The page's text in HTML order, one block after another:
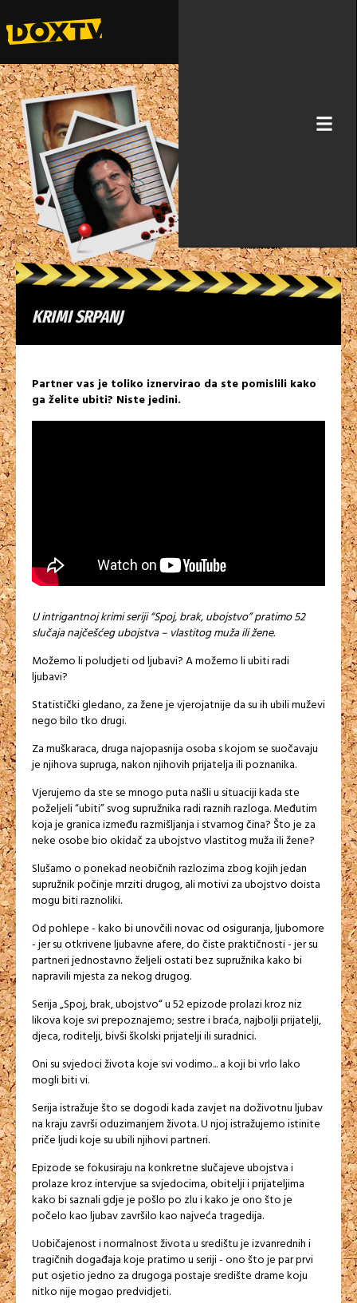
KRIMI SRPANJ
Partner vas je toliko iznervirao da ste pomislili kako
ga želite ubiti? Niste jedini.
U intrigantnoj krimi seriji “Spoj, brak, ubojstvo” pratimo 52
slučaja najčešćeg ubojstva – vlastitog muža ili žene.
Možemo li poludjeti od ljubavi? A možemo li ubiti radi
ljubavi?
Statistički gledano, za žene je vjerojatnije da su ih ubili muževi
nego bilo tko drugi.
Za muškaraca, druga najopasnija osoba s kojom se suočavaju
je njihova supruga, nakon njihovih prijatelja ili poznanika.
Vjerujemo da ste se mnogo puta našli u situaciji kada ste
poželjeli “ubiti” svog supružnika radi raznih razloga. Međutim
koja je granica između razmišljanja i stvarnog čina? Što je za
neke osobe bio okidač za ubojstvo vlastitog muža ili žene?
Slušamo o ponekad neobičnih razlozima zbog kojih jedan
supružnik počinje mrziti drugog, ali motivi za ubojstvo doista
mogu biti raznoliki.
Od pohlepe - kako bi unovčili novac od osiguranja, ljubomore
- jer su otkrivene ljubavne afere, do čiste praktičnosti - jer su
partneri jednostavno željeli ostati bez supružnika kako bi
napravili mjesta za nekog drugog.
Serija „Spoj, brak, ubojstvo“ u 52 epizode prolazi kroz niz
likova koje svi prepoznajemo; sestre i braća, najbolji prijatelji,
djeca, roditelji, bivši školski prijatelji ili suradnici.
Oni su svjedoci života koje svi vodimo... a koji bi vrlo lako
mogli biti vi.
Serija istražuje što se dogodi kada zavjet na doživotnu ljubav
na kraju završi oduzimanjem života. U njoj istražujemo istinite
priče ljudi koje su ubili njihovi partneri.
Epizode se fokusiraju na konkretne slučajeve ubojstva i
prolaze kroz intervjue sa svjedocima, obitelji i prijateljima
kako bi saznali gdje je pošlo po zlu i kako je ono što je
počelo kao ljubav završilo kao najveća tragedija.
Uobičajenost i normalnost života u središtu je izvanrednih i
tragičnih događaja koje pratimo u seriji - ono što je par prvi
put osjetio jedno za drugoga postaje središte drame koju
nitko nije mogao predvidjeti.